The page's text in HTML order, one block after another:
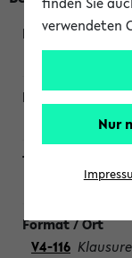
240103
Lineare
V4-116
verwendeten
Nur